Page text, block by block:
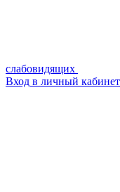
слабовидящих
Вход в личный кабинет